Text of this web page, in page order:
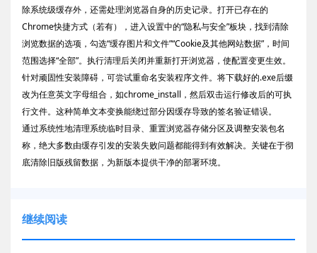
除系统级缓存外，还需处理浏览器自身的历史记录。打开已存在的
Chrome快捷方式（若有），进入设置中的“隐私与安全”板块，找到清除
浏览数据的选项，勾选“缓存图片和文件”“Cookie及其他网站数据”，时间
范围选择“全部”。执行清理后关闭并重新打开浏览器，使配置变更生效。
针对顽固性安装障碍，可尝试重命名安装程序文件。将下载好的.exe后缀
改为任意英文字母组合，如chrome_install，然后双击运行修改后的可执
行文件。这种简单文本变换能绕过部分因缓存导致的签名验证错误。
通过系统性地清理系统临时目录、重置浏览器存储分区及调整安装包名
称，绝大多数由缓存引发的安装失败问题都能得到有效解决。关键在于彻
底清除旧版残留数据，为新版本提供干净的部署环境。
继续阅读